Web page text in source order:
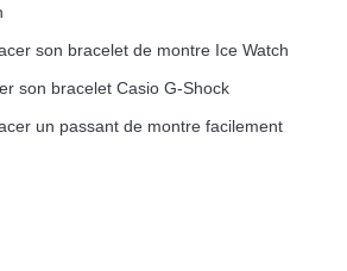
son bracelet de montre Ice Watch
son bracelet Casio G-Shock
un passant de montre facilement